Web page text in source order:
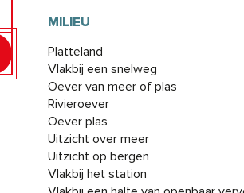
MILIEU
MILIEU
Platteland
Vlakbij een snelweg
Oever van meer of plas
Rivieroever
Oever plas
Uitzicht over meer
Uitzicht op bergen
Vlakbij het station